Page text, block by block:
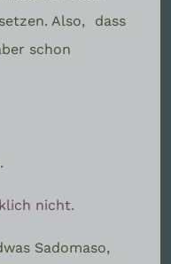
Also,
dass
schon
nicht.
Sadomaso,